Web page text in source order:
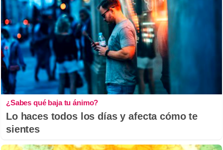
¿Sabes qué baja tu ánimo?
Lo haces todos los días y afecta cómo te
sientes